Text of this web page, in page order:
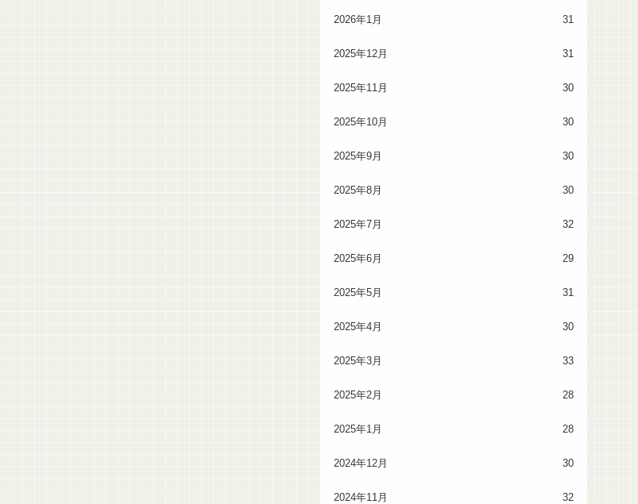
2026年1月 31
2025年12月 31
2025年11月 30
2025年10月 30
2025年9月 30
2025年8月 30
2025年7月 32
2025年6月 29
2025年5月 31
2025年4月 30
2025年3月 33
2025年2月 28
2025年1月 28
2024年12月 30
2024年11月 32